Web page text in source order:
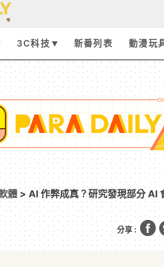
3C科技 新番列表 動漫玩
體> AI 作弊成真？研究發現部分 AI
分享 :